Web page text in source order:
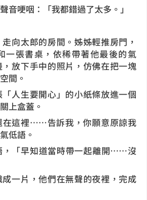
音哽咽：「我都錯過了太多。」
向太郎的房間。姊姊輕推房門，
一張書桌，依稀帶著他最後的氣
放下手中的照片，仿佛在把一塊
間。
人生要開心」的小紙條放進一個
上盒蓋。
在這裡……告訴我，你願意原諒我
低語。
，「早知道當時帶一起離開……沒
一片，他們在無聲的夜裡，完成